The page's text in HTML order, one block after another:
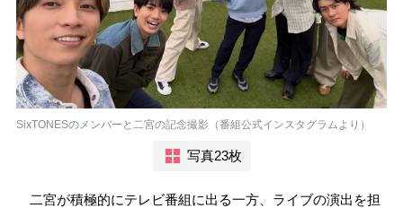
SixTONESのメンバーと二宮の記念撮影（番組公式インスタグラムより）
写真23枚
二宮が積極的にテレビ番組に出る一方、ライブの演出を担